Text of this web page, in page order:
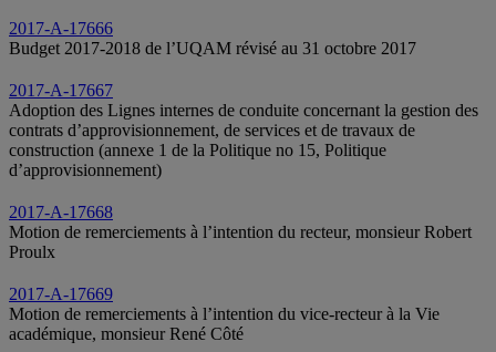
2017-A-17666
Budget 2017-2018 de l’UQAM révisé au 31 octobre 2017
2017-A-17667
Adoption des Lignes internes de conduite concernant la gestion des
contrats d’approvisionnement, de services et de travaux de
construction (annexe 1 de la Politique no 15, Politique
d’approvisionnement)
2017-A-17668
Motion de remerciements à l’intention du recteur, monsieur Robert
Proulx
2017-A-17669
Motion de remerciements à l’intention du vice-recteur à la Vie
académique, monsieur René Côté